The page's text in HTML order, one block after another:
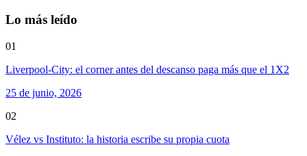
Lo más leído
01
Liverpool-City: el corner antes del descanso paga más que el 1X2
25 de junio, 2026
02
Vélez vs Instituto: la historia escribe su propia cuota